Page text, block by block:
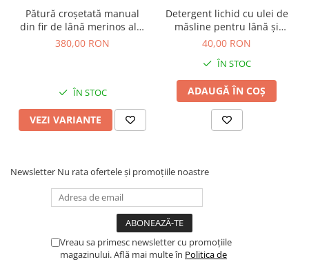
Pătură croșetată manual
din fir de lână merinos alb,
lila, muștar
380,00 RON
ÎN STOC
VEZI VARIANTE
Detergent lichid cu ulei de
măsline pentru lână și
mătase, ecologic, 1l
40,00 RON
ÎN STOC
ADAUGĂ ÎN COȘ
Newsletter Nu rata ofertele și promoțiile noastre
Vreau sa primesc newsletter cu promoțiile
magazinului. Află mai multe în Politica de